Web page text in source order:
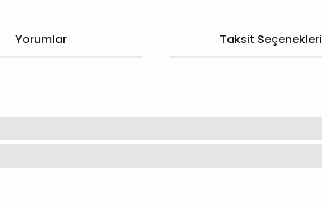
Yorumlar Taksit Seçenekleri